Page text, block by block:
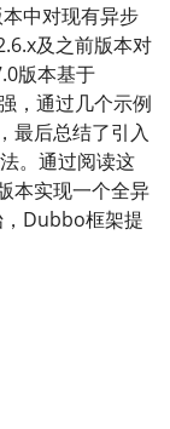
中对现有异步
及之前版本对
版本基于
，通过几个示例
最后总结了引入
。通过阅读这
本实现一个全异
，Dubbo框架提